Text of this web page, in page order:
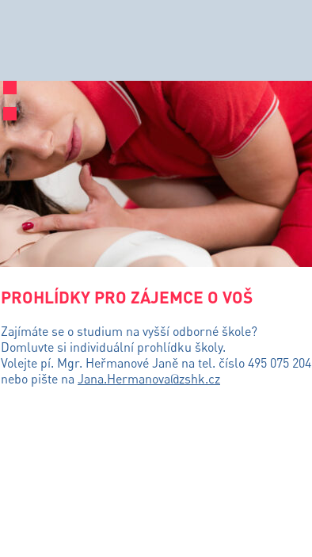
PROHLÍDKY PRO ZÁJEMCE O VOŠ
Zajímáte se o studium na vyšší odborné škole?
Domluvte si individuální prohlídku školy.
Volejte pí. Mgr. Heřmanové Janě na tel. číslo 495 075 204
nebo pište na Jana.Hermanova@zshk.cz